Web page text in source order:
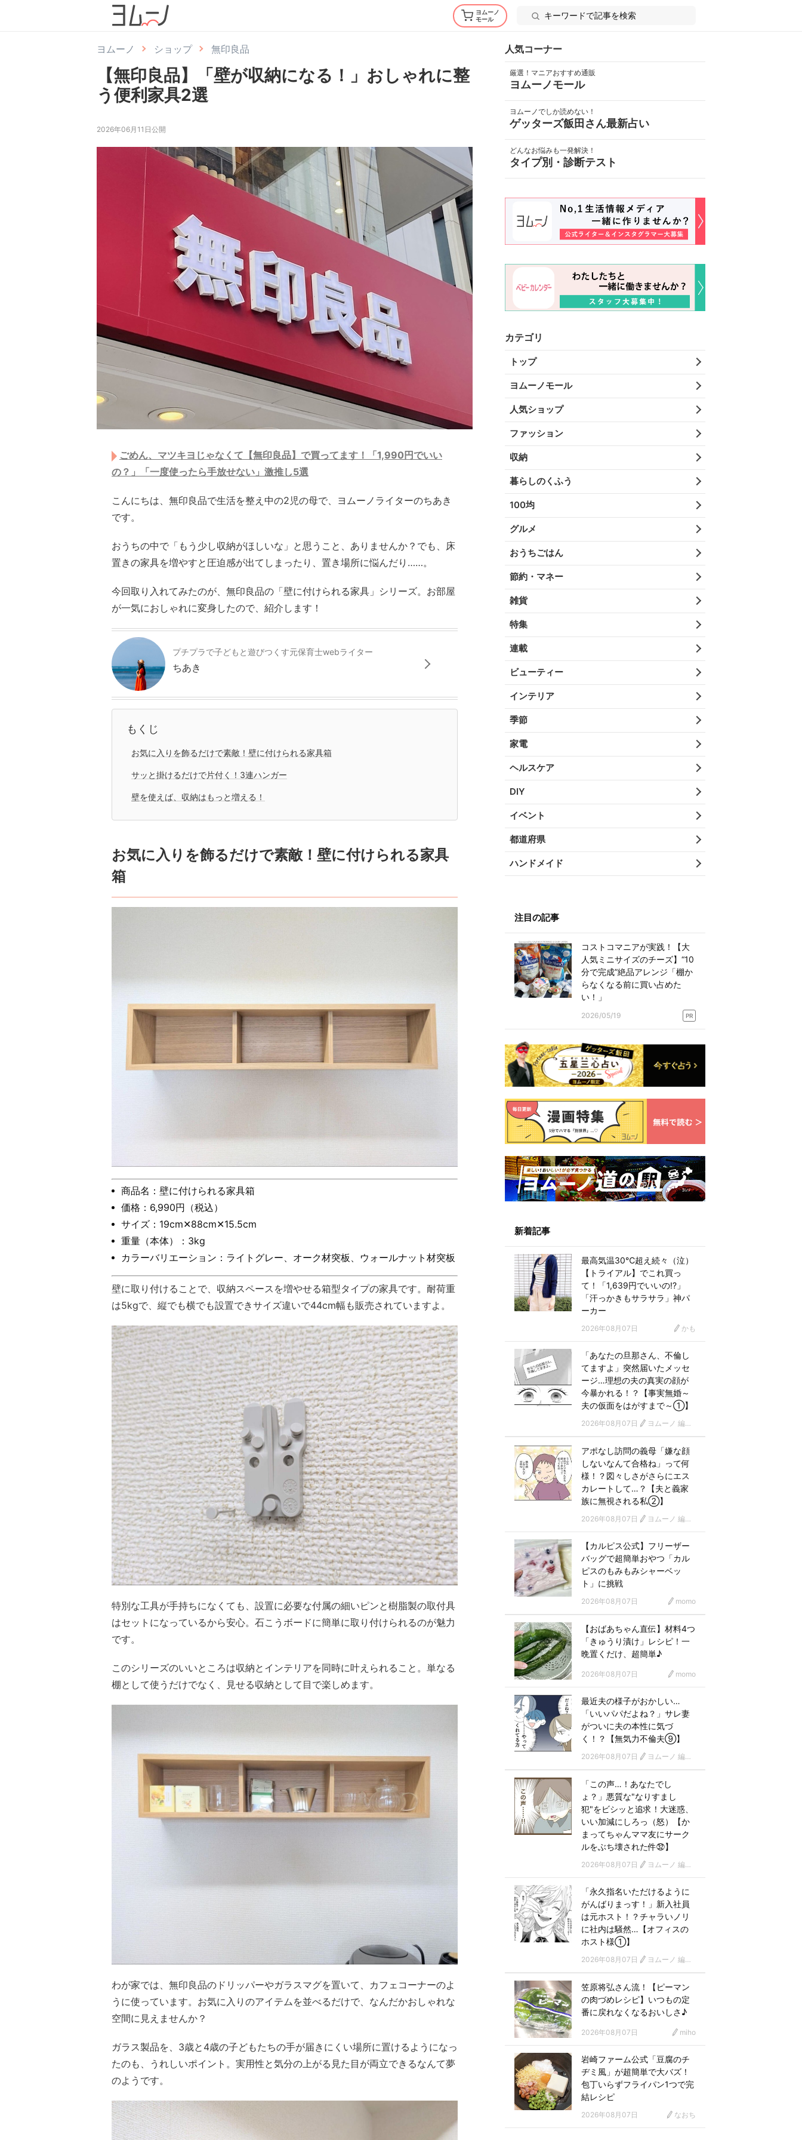
ヨムーノ
モール
ヨムーノ ショップ 無印良品
【無印良品】「壁が収納になる！」おしゃれに整
う便利家具2選
2026年06月11日公開
ごめん、マツキヨじゃなくて【無印良品】で買ってます！「1,990円でいい
の？」「一度使ったら手放せない」激推し5選
こんにちは、無印良品で生活を整え中の2児の母で、ヨムーノライターのちあき
です。
おうちの中で「もう少し収納がほしいな」と思うこと、ありませんか？でも、床
置きの家具を増やすと圧迫感が出てしまったり、置き場所に悩んだり……。
今回取り入れてみたのが、無印良品の「壁に付けられる家具」シリーズ。お部屋
が一気におしゃれに変身したので、紹介します！
プチプラで子どもと遊びつくす元保育士webライター
ちあき
もくじ
お気に入りを飾るだけで素敵！壁に付けられる家具箱
サッと掛けるだけで片付く！3連ハンガー
壁を使えば、収納はもっと増える！
お気に入りを飾るだけで素敵！壁に付けられる家具
箱
商品名：壁に付けられる家具箱
価格：6,990円（税込）
サイズ：19cm✕88cm✕15.5cm
重量（本体）：3kg
カラーバリエーション：ライトグレー、オーク材突板、ウォールナット材突板
壁に取り付けることで、収納スペースを増やせる箱型タイプの家具です。耐荷重
は5kgで、縦でも横でも設置できサイズ違いで44cm幅も販売されていますよ。
特別な工具が手持ちになくても、設置に必要な付属の細いピンと樹脂製の取付具
はセットになっているから安心。石こうボードに簡単に取り付けられるのが魅力
です。
このシリーズのいいところは収納とインテリアを同時に叶えられること。単なる
棚として使うだけでなく、見せる収納として目で楽しめます。
わが家では、無印良品のドリッパーやガラスマグを置いて、カフェコーナーのよ
うに使っています。お気に入りのアイテムを並べるだけで、なんだかおしゃれな
空間に見えませんか？
ガラス製品を、3歳と4歳の子どもたちの手が届きにくい場所に置けるようになっ
たのも、うれしいポイント。実用性と気分の上がる見た目が両立できるなんて夢
のようです。
人気コーナー
厳選！マニアおすすめ通販
ヨムーノモール
ヨムーノでしか読めない！
ゲッターズ飯田さん最新占い
どんなお悩みも一発解決！
タイプ別・診断テスト
カテゴリ
トップ
ヨムーノモール
人気ショップ
ファッション
収納
暮らしのくふう
100均
グルメ
おうちごはん
節約・マネー
雑貨
特集
連載
ビューティー
インテリア
季節
家電
ヘルスケア
DIY
イベント
都道府県
ハンドメイド
注目の記事
コストコマニアが実践！【大
人気ミニサイズのチーズ】“10
分で完成”絶品アレンジ「棚か
らなくなる前に買い占めた
い！」
2026/05/19 PR
新着記事
最高気温30℃超え続々（泣）
【トライアル】でこれ買っ
て！「1,639円でいいの!?」
「汗っかきもサラサラ」神パ
ーカー
2026年08月07日 かも
「あなたの旦那さん、不倫し
てますよ」突然届いたメッセ
ージ…理想の夫の真実の顔が
今暴かれる！？【事実無婚～
夫の仮面をはがすまで～①】
2026年08月07日 ヨムーノ 編集部 漫画チーム
アポなし訪問の義母「嫌な顔
しないなんて合格ね」って何
様！？図々しさがさらにエス
カレートして…？【夫と義家
族に無視される私②】
2026年08月07日 ヨムーノ 編集部 漫画チーム
【カルピス公式】フリーザー
バッグで超簡単おやつ「カル
ピスのもみもみシャーベッ
ト」に挑戦
2026年08月07日 momo
【おばあちゃん直伝】材料4つ
「きゅうり漬け」レシピ！一
晩置くだけ、超簡単♪
2026年08月07日 momo
最近夫の様子がおかしい…
「いいパパだよね？」サレ妻
がついに夫の本性に気づ
く！？【無気力不倫夫⑨】
2026年08月07日 ヨムーノ 編集部 漫画チーム
「この声…！あなたでし
ょ？」悪質な"なりすまし
犯"をビシッと追求！大迷惑、
いい加減にしろっ（怒）【か
まってちゃんママ友にサーク
ルをぶち壊された件㉜】
2026年08月07日 ヨムーノ 編集部 漫画チーム
「永久指名いただけるように
がんばりまっす！」新入社員
は元ホスト！？チャラいノリ
に社内は騒然…【オフィスの
ホスト様①】
2026年08月07日 ヨムーノ 編集部 漫画チーム
笠原将弘さん流！【ピーマン
の肉づめレシピ】いつもの定
番に戻れなくなるおいしさ♪
2026年08月07日 miho
岩崎ファーム公式「豆腐のチ
ヂミ風」が超簡単で大バズ！
包丁いらずフライパン1つで完
結レシピ
2026年08月07日 なおち